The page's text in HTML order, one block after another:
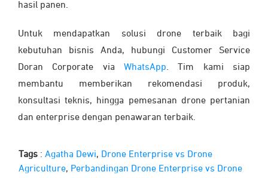
hasil panen.
Untuk mendapatkan solusi drone terbaik bagi
kebutuhan bisnis Anda, hubungi Customer Service
Doran Corporate via WhatsApp. Tim kami siap
membantu memberikan rekomendasi produk,
konsultasi teknis, hingga pemesanan drone pertanian
dan enterprise dengan penawaran terbaik.
Tags : Agatha Dewi, Drone Enterprise vs Drone
Agriculture, Perbandingan Drone Enterprise vs Drone